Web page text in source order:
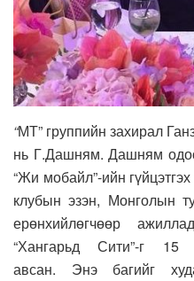
“МТ” группийн захирал
нь Г.Дашням. Дашням
“Жи мобайл”-ийн
клубын эзэн, Монголын
ерөнхийлөгчөөр
“Хангарьд Сити”-г 15
авсан. Энэ багийг